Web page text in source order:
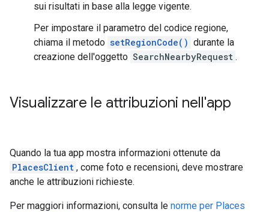
sui risultati in base alla legge vigente.
Per impostare il parametro del codice regione,
chiama il metodo setRegionCode() durante la
creazione dell'oggetto SearchNearbyRequest .
Visualizzare le attribuzioni nell'app
Quando la tua app mostra informazioni ottenute da
PlacesClient , come foto e recensioni, deve mostrare
anche le attribuzioni richieste.
Per maggiori informazioni, consulta le norme per Places